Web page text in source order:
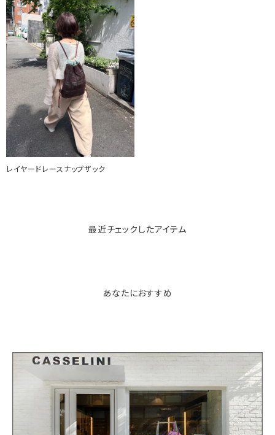
レイヤードレースナップザック
最近チェックしたアイテム
あなたにおすすめ